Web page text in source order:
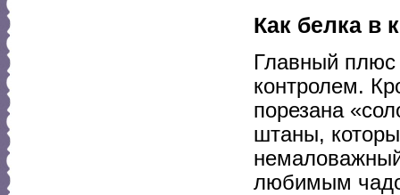
Как белка в
Главный плюс
контролем.
порезана
штаны,
любимым